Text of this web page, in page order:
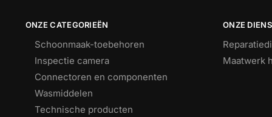
ONZE CATEGORIEËN
Schoonmaak-toebehoren
Inspectie camera
Connectoren en componenten
Wasmiddelen
Technische producten
ONZE
Maatwerk